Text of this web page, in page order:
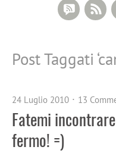
RSS
Post Taggati ‘
24 Luglio 2010 13
Fatemi
fermo! =)